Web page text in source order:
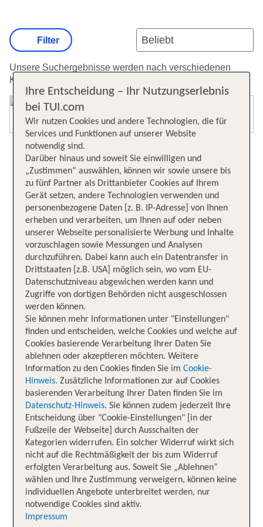
Unsere Suchergebnisse werden nach verschiedenen
Kriterien sortiert.
Filter
Ihre Entscheidung – Ihr Nutzungserlebnis
bei TUI.com
Wir nutzen Cookies und andere Technologien, die für
Services und Funktionen auf unserer Website
notwendig sind.
Darüber hinaus und soweit Sie einwilligen und
„Zustimmen“ auswählen, können wir sowie unsere bis
zu fünf Partner als Drittanbieter Cookies auf Ihrem
Gerät setzen, andere Technologien verwenden und
personenbezogene Daten [z. B. IP-Adresse] von Ihnen
erheben und verarbeiten, um Ihnen auf oder neben
unserer Webseite personalisierte Werbung und Inhalte
vorzuschlagen sowie Messungen und Analysen
durchzuführen. Dabei kann auch ein Datentransfer in
Drittstaaten [z.B. USA] möglich sein, wo vom EU-
Datenschutzniveau abgewichen werden kann und
Zugriffe von dortigen Behörden nicht ausgeschlossen
werden können.
Sie können mehr Informationen unter "Einstellungen"
finden und entscheiden, welche Cookies und welche auf
Cookies basierende Verarbeitung Ihrer Daten Sie
ablehnen oder akzeptieren möchten. Weitere
Information zu den Cookies finden Sie im Cookie-
Hinweis. Zusätzliche Informationen zur auf Cookies
basierenden Verarbeitung Ihrer Daten finden Sie im
Datenschutz-Hinweis. Sie können zudem jederzeit Ihre
Entscheidung über "Cookie-Einstellungen" [in der
Fußzeile der Webseite] durch Ausschalten der
Kategorien widerrufen. Ein solcher Widerruf wirkt sich
nicht auf die Rechtmäßigkeit der bis zum Widerruf
erfolgten Verarbeitung aus. Soweit Sie „Ablehnen“
wählen und Ihre Zustimmung verweigern, können keine
individuellen Angebote unterbreitet werden, nur
notwendige Cookies sind aktiv.
Impressum